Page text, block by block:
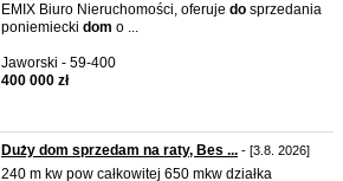
EMIX Biuro Nieruchomości, oferuje do sprzedania
poniemiecki dom o ...
Jaworski - 59-400
400 000 zł
Duży dom sprzedam na raty, Bes ... - [3.8. 2026]
240 m kw pow całkowitej 650 mkw działka